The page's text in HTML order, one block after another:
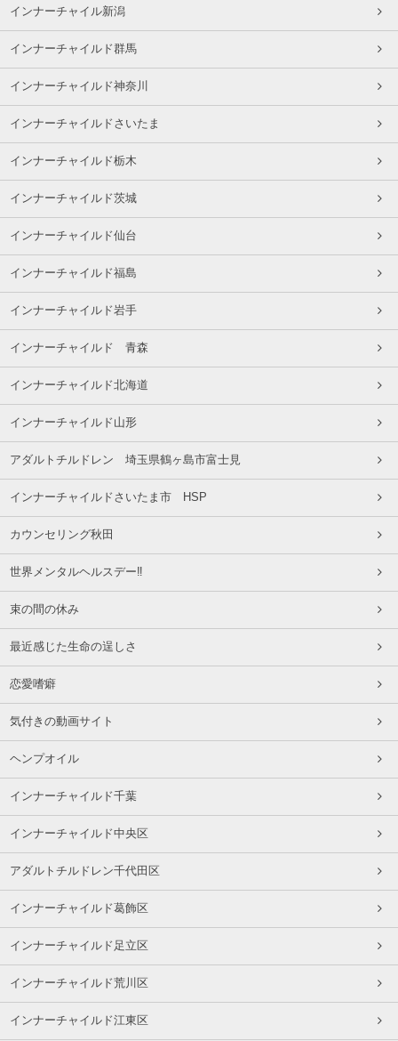
インナーチャイル新潟
インナーチャイルド群馬
インナーチャイルド神奈川
インナーチャイルドさいたま
インナーチャイルド栃木
インナーチャイルド茨城
インナーチャイルド仙台
インナーチャイルド福島
インナーチャイルド岩手
インナーチャイルド 青森
インナーチャイルド北海道
インナーチャイルド山形
アダルトチルドレン 埼玉県鶴ヶ島市富士見
インナーチャイルドさいたま市 HSP
カウンセリング秋田
世界メンタルヘルスデー‼️
束の間の休み
最近感じた生命の逞しさ
恋愛嗜癖
気付きの動画サイト
ヘンプオイル
インナーチャイルド千葉
インナーチャイルド中央区
アダルトチルドレン千代田区
インナーチャイルド葛飾区
インナーチャイルド足立区
インナーチャイルド荒川区
インナーチャイルド江東区